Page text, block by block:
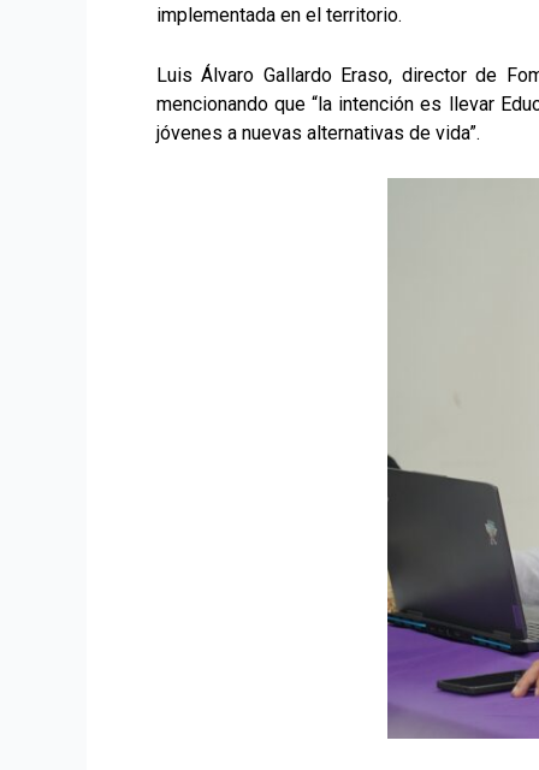
implementada en el territorio.
Luis Álvaro Gallardo Eraso, director de
mencionando que “la intención es llevar
jóvenes a nuevas alternativas de vida”.